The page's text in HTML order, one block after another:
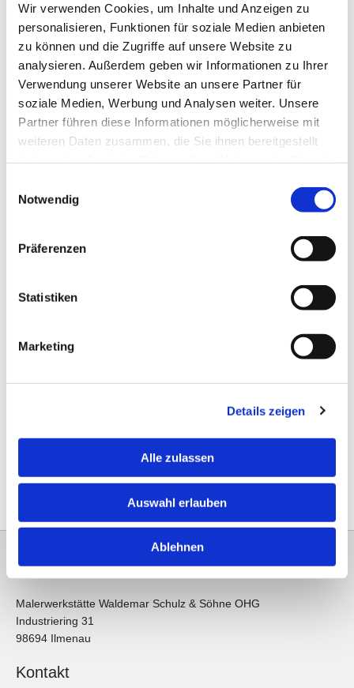
Wir verwenden Cookies, um Inhalte und Anzeigen zu
personalisieren, Funktionen für soziale Medien anbieten
zu können und die Zugriffe auf unsere Website zu
analysieren. Außerdem geben wir Informationen zu Ihrer
Verwendung unserer Website an unsere Partner für
soziale Medien, Werbung und Analysen weiter. Unsere
Partner führen diese Informationen möglicherweise mit
weiteren Daten zusammen, die Sie ihnen bereitgestellt
Notwendig
Präferenzen
Statistiken
Marketing
Details zeigen
Alle zulassen
Auswahl erlauben
Ablehnen
Malerwerkstätte Waldemar Schulz & Söhne OHG
Industriering 31
98694 Ilmenau
Telefon: 036783 87678
E-Mail:info@malerwerkstaetteschulz.de
URL:www.malerwerkstaette-schulz.de
Registernummer: HRA 301306
Wir sind nicht bereit oder verpflichtet, an
Verbraucherschlichtungsstelle teilzunehmen.
Diese Webseite ist ein Produkt vonkpage.de
Adresse
Malerwerkstätte Waldemar Schulz & Söhne OHG
Industriering 31
98694 Ilmenau
Kontakt